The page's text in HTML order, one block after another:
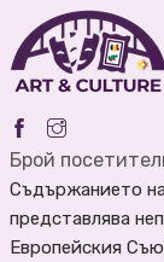
Брой
Съдържанието
представлява
Европейския